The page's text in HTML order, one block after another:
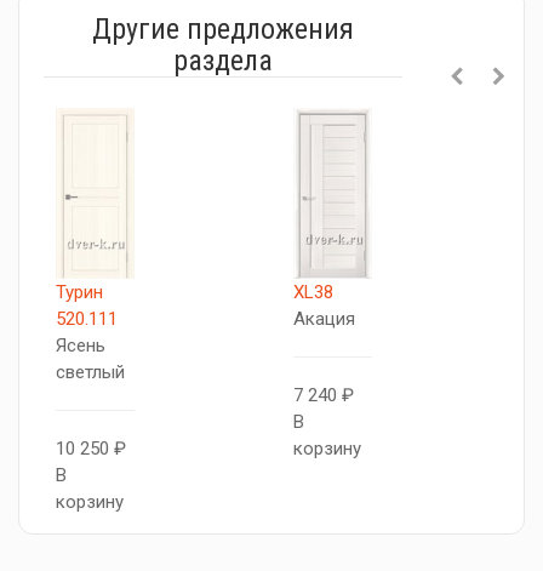
Другие предложения
раздела
Турин
520.111
Ясень
светлый
10 250 ₽
В
корзину
XL38
Акация
7 240 ₽
В
корзину